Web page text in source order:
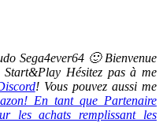
Sega4ever64 🙂 Bienvenue
Hésitez pas à me
! Vous pouvez aussi me
En tant que Partenaire
les achats remplissant les